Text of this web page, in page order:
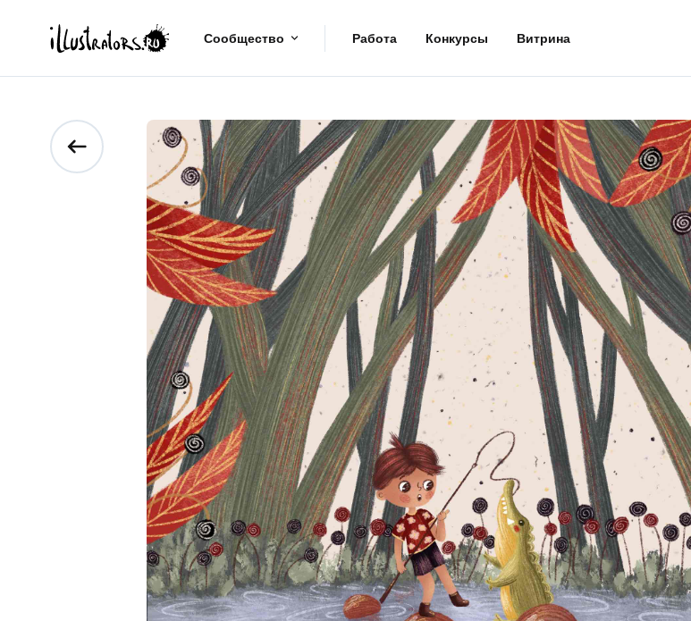
Сообщество Работа Конкурсы Витрина